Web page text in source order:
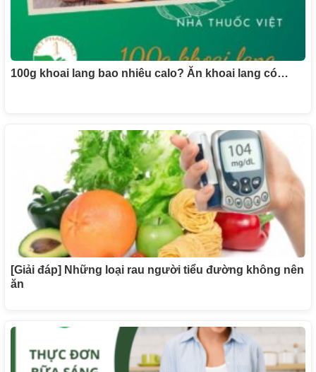
100g khoai lang bao nhiêu calo? Ăn khoai lang có…
[Giải đáp] Những loại rau người tiểu đường không nên
ăn